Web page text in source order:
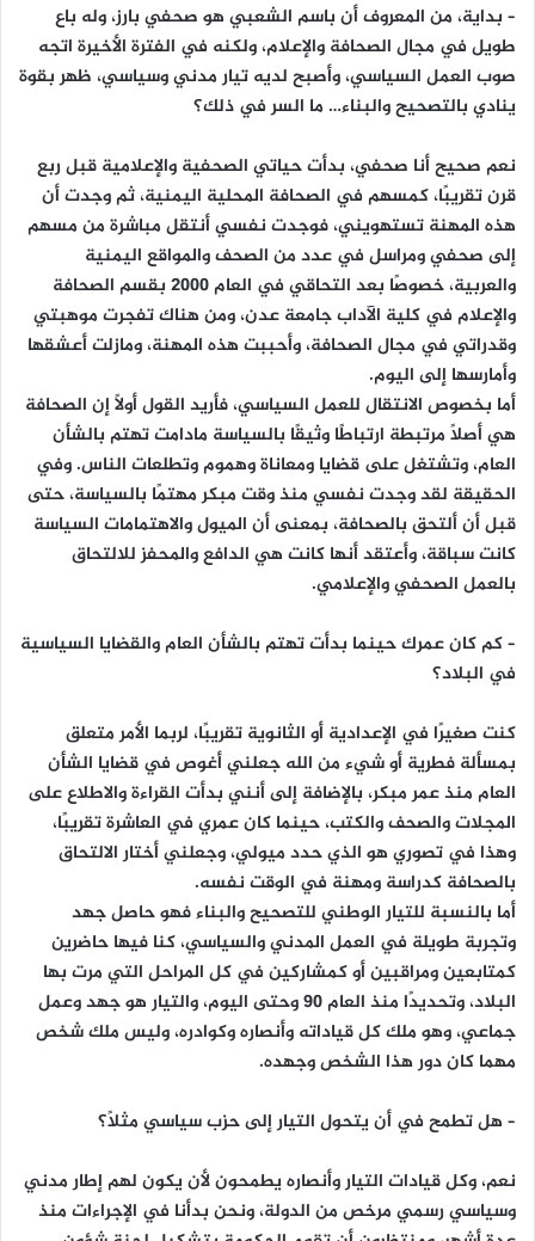
– بداية، من المعروف أن باسم الشعبي هو صحفي بارز، وله باع
طويل في مجال الصحافة والإعلام، ولكنه في الفترة الأخيرة اتجه
صوب العمل السياسي، وأصبح لديه تيار مدني وسياسي، ظهر بقوة
ينادي بالتصحيح والبناء… ما السر في ذلك؟
نعم صحيح أنا صحفي، بدأت حياتي الصحفية والإعلامية قبل ربع
قرن تقريبًا، كمسهم في الصحافة المحلية اليمنية، ثم وجدت أن
هذه المهنة تستهويني، فوجدت نفسي أنتقل مباشرة من مسهم
إلى صحفي ومراسل في عدد من الصحف والمواقع اليمنية
والعربية، خصوصًا بعد التحاقي في العام 2000 بقسم الصحافة
والإعلام في كلية الآداب جامعة عدن، ومن هناك تفجرت موهبتي
وقدراتي في مجال الصحافة، وأحببت هذه المهنة، ومازلت أعشقها
وأمارسها إلى اليوم.
أما بخصوص الانتقال للعمل السياسي، فأريد القول أولًا إن الصحافة
هي أصلًا مرتبطة ارتباطًا وثيقًا بالسياسة مادامت تهتم بالشأن
العام، وتشتغل على قضايا ومعاناة وهموم وتطلعات الناس. وفي
الحقيقة لقد وجدت نفسي منذ وقت مبكر مهتمًا بالسياسة، حتى
قبل أن ألتحق بالصحافة، بمعنى أن الميول والاهتمامات السياسة
كانت سباقة، وأعتقد أنها كانت هي الدافع والمحفز للالتحاق
بالعمل الصحفي والإعلامي.
– كم كان عمرك حينما بدأت تهتم بالشأن العام والقضايا السياسية
في البلاد؟
كنت صغيرًا في الإعدادية أو الثانوية تقريبًا، لربما الأمر متعلق
بمسألة فطرية أو شيء من الله جعلني أغوص في قضايا الشأن
العام منذ عمر مبكر، بالإضافة إلى أنني بدأت القراءة والاطلاع على
المجلات والصحف والكتب، حينما كان عمري في العاشرة تقريبًا،
وهذا في تصوري هو الذي حدد ميولي، وجعلني أختار الالتحاق
بالصحافة كدراسة ومهنة في الوقت نفسه.
أما بالنسبة للتيار الوطني للتصحيح والبناء فهو حاصل جهد
وتجربة طويلة في العمل المدني والسياسي، كنا فيها حاضرين
كمتابعين ومراقبين أو كمشاركين في كل المراحل التي مرت بها
البلاد، وتحديدًا منذ العام 90 وحتى اليوم، والتيار هو جهد وعمل
جماعي، وهو ملك كل قياداته وأنصاره وكوادره، وليس ملك شخص
مهما كان دور هذا الشخص وجهده.
– هل تطمح في أن يتحول التيار إلى حزب سياسي مثلًا؟
نعم، وكل قيادات التيار وأنصاره يطمحون لأن يكون لهم إطار مدني
وسياسي رسمي مرخص من الدولة، ونحن بدأنا في الإجراءات منذ